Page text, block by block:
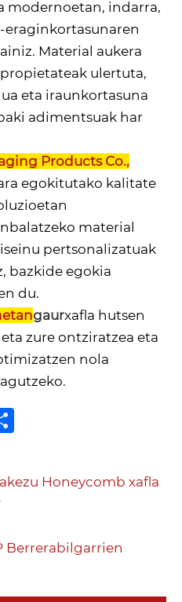
modernoetan, indarra,
eraginkortasunaren
Material aukera
ulertuta,
eta iraunkortasuna
adimentsuak har
Products Co.,
egokitutako kalitate
material
pertsonalizatuak
bazkide egokia
du.
gaurxafla hutsen
zure ontziratzea eta
nola
Honeycomb xafla
Berrerabilgarrien